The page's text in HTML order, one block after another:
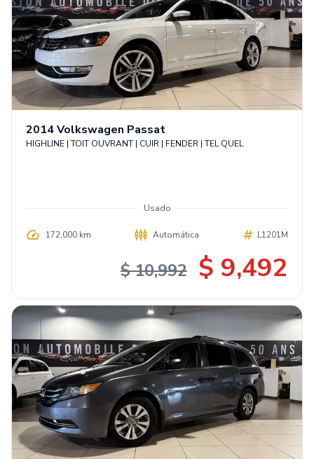
2014Volkswagen Passat
HIGHLINE | TOIT OUVRANT | CUIR | FENDER | TEL QUEL
Usado
172,000 km Automática L1201M
$ 10,992 $ 9,492